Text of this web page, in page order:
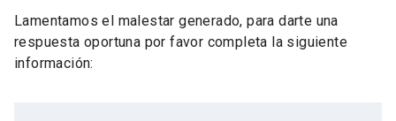
Lamentamos el malestar generado, para darte una
respuesta oportuna por favor completa la siguiente
información: